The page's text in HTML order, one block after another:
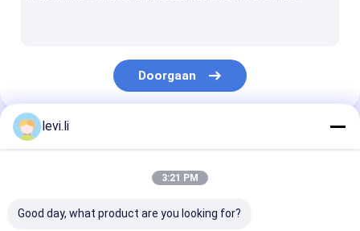
HDPE Slag het Vormen Machine
aangepaste kunststof spuitgieten
Doorgaan
Onze Categorieën
levi.li
3:21 PM
Good day, what product are you looking for?